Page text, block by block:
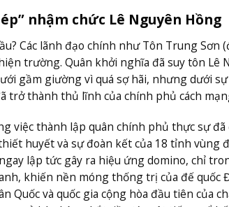
nhậm chức Lê Nguyên Hồng
Các lãnh đạo chính như Tôn Trung Sơn
trường. Quân khởi nghĩa đã suy tôn Lê
gầm giường vì quá sợ hãi, nhưng dưới
trở thành thủ lĩnh của chính phủ cách
việc thành lập quân chính phủ thực sự
huyết và sự đoàn kết của 18 tỉnh vùng
lập tức gây ra hiệu ứng domino, chỉ
khiến nền móng thống trị của đế quốc
và quốc gia cộng hòa đầu tiên của